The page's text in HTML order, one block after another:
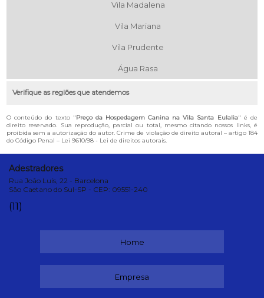
Vila Madalena
Vila Mariana
Vila Prudente
Água Rasa
Verifique as regiões que atendemos
O conteúdo do texto "Preço da Hospedagem Canina na Vila Santa Eulalia" é de
direito reservado. Sua reprodução, parcial ou total, mesmo citando nossos links, é
proibida sem a autorização do autor. Crime de violação de direito autoral – artigo 184
do Código Penal – Lei 9610/98 - Lei de direitos autorais.
Adestradores
Rua João Luís, 22 - Barcelona
São Caetano do Sul-SP - CEP: 09551-240
(11)
Home
Empresa